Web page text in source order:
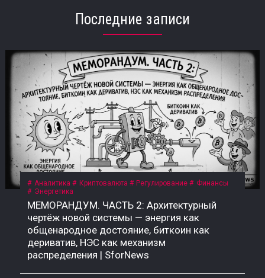
Последние записи
Аналитика Криптовалюта Регулирование
Финансы
Энергетика
МЕМОРАНДУМ. ЧАСТЬ 2: Архитектурный
чертёж новой системы — энергия как
общенародное достояние, биткоин как
дериватив, НЭС как механизм
распределения | SforNews